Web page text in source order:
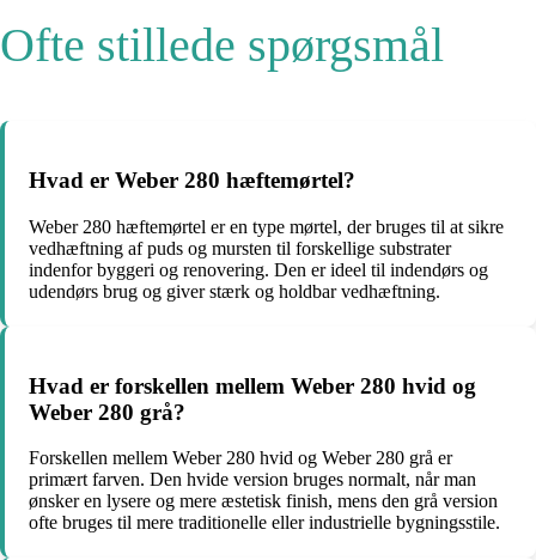
Ofte stillede spørgsmål
Hvad er Weber 280 hæftemørtel?
Weber 280 hæftemørtel er en type mørtel, der bruges til at sikre
vedhæftning af puds og mursten til forskellige substrater
indenfor byggeri og renovering. Den er ideel til indendørs og
udendørs brug og giver stærk og holdbar vedhæftning.
Hvad er forskellen mellem Weber 280 hvid og
Weber 280 grå?
Forskellen mellem Weber 280 hvid og Weber 280 grå er
primært farven. Den hvide version bruges normalt, når man
ønsker en lysere og mere æstetisk finish, mens den grå version
ofte bruges til mere traditionelle eller industrielle bygningsstile.